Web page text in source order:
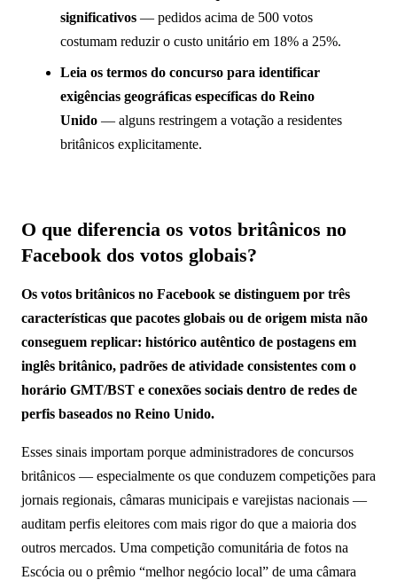
significativos — pedidos acima de 500 votos
costumam reduzir o custo unitário em 18% a 25%.
Leia os termos do concurso para identificar
exigências geográficas específicas do Reino
Unido — alguns restringem a votação a residentes
britânicos explicitamente.
O que diferencia os votos britânicos no
Facebook dos votos globais?
Os votos britânicos no Facebook se distinguem por três
características que pacotes globais ou de origem mista não
conseguem replicar: histórico autêntico de postagens em
inglês britânico, padrões de atividade consistentes com o
horário GMT/BST e conexões sociais dentro de redes de
perfis baseados no Reino Unido.
Esses sinais importam porque administradores de concursos
britânicos — especialmente os que conduzem competições para
jornais regionais, câmaras municipais e varejistas nacionais —
auditam perfis eleitores com mais rigor do que a maioria dos
outros mercados. Uma competição comunitária de fotos na
Escócia ou o prêmio “melhor negócio local” de uma câmara